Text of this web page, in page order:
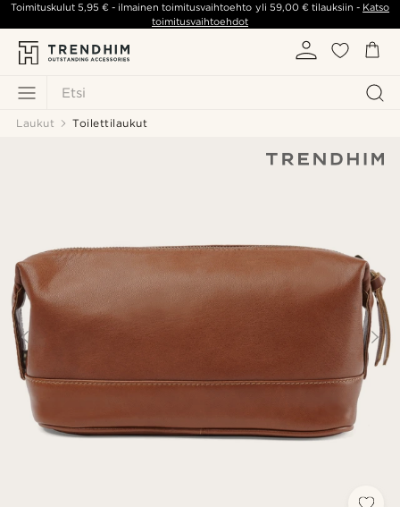
Etsi
Toimituskulut5,95 € - ilmainen toimitusvaihtoehto yli 59,00 €tilauksiin - Katso
toimitusvaihtoehdot
Laukut Toilettilaukut